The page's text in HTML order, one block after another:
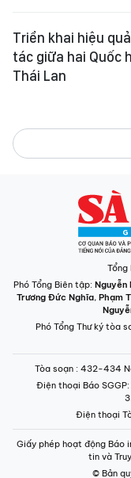
Triển khai hiệu
tác giữa hai Quốc
Thái Lan
Tổng
Phó Tổng Biên tập: Nguyễn
Trương Đức Nghĩa, Phạm
Phó Tổng Thư ký tòa
Tòa soạn : 432-434
Điện thoại Báo SGGP
Điện thoại
Giấy phép hoạt động Báo
tin và
© Bản